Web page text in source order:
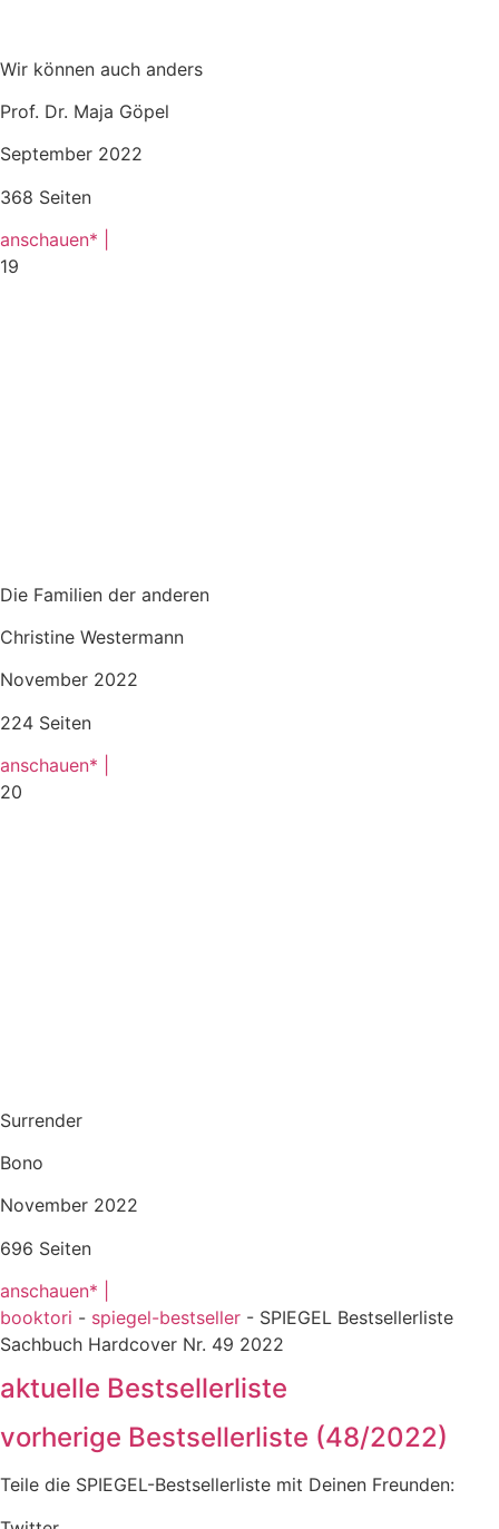
Wir können auch anders
Prof. Dr. Maja Göpel
September 2022
368 Seiten
anschauen* |
19
Die Familien der anderen
Christine Westermann
November 2022
224 Seiten
anschauen* |
20
Surrender
Bono
November 2022
696 Seiten
anschauen* |
booktori - spiegel-bestseller - SPIEGEL Bestsellerliste
Sachbuch Hardcover Nr. 49 2022
aktuelle Bestsellerliste
vorherige Bestsellerliste (48/2022)
Teile die SPIEGEL-Bestsellerliste mit Deinen Freunden: